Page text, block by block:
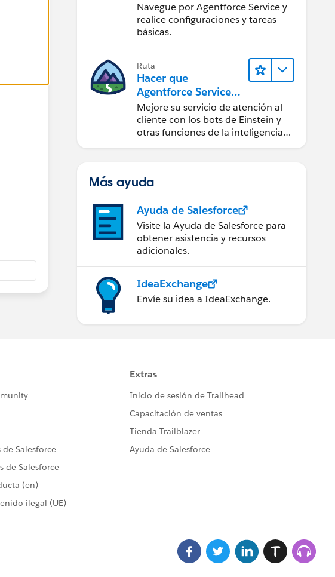
Navegue por Agentforce Service y
realice configuraciones y tareas
básicas.
Ruta
Hacer que
Agentforce Service
sea más inteligente
Mejore su servicio de atención al
cliente con los bots de Einstein y
otras funciones de la inteligencia
Más ayuda
Ayuda de Salesforce
Visite la Ayuda de Salesforce para
obtener asistencia y recursos
adicionales.
IdeaExchange
Envíe su idea a IdeaExchange.